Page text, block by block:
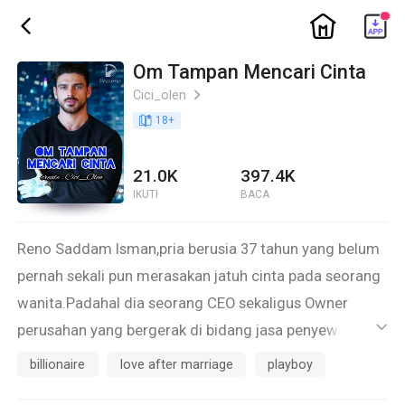
ic_back ic_home
Om Tampan Mencari Cinta
Cici_olen ic_arrow_right
book_age 18+
21.0K
IKUTI
397.4K
BACA
Reno Saddam Isman,pria berusia 37 tahun yang belum
pernah sekali pun merasakan jatuh cinta pada seorang
wanita.Padahal dia seorang CEO sekaligus Owner
perusahan yang bergerak di bidang jasa penyewaan
alat berat untuk kebutuhan proyek pembangunan
ic_default
billionaire love after marriage playboy